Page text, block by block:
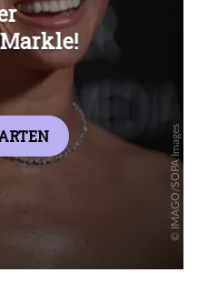
Überspringen